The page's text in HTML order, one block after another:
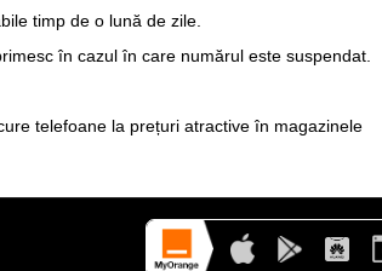
timp de o lună de zile.
în cazul în care numărul este suspendat.
telefoane la prețuri atractive în magazinele